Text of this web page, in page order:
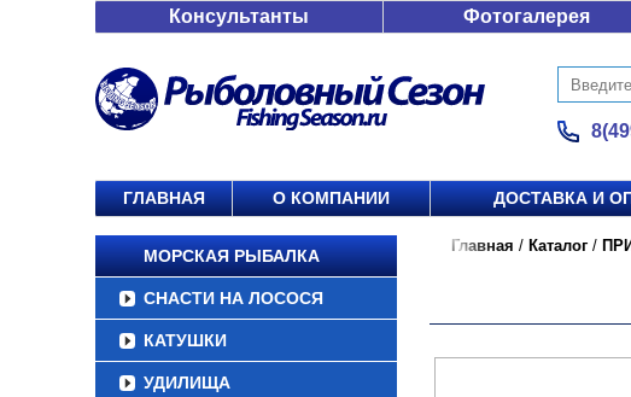
Консультанты Фотогалерея
ГЛАВНАЯ О КОМПАНИИ ДОСТАВКА И
МОРСКАЯ РЫБАЛКА
СНАСТИ НА ЛОСОСЯ
КАТУШКИ
УДИЛИЩА
Главная / Каталог /